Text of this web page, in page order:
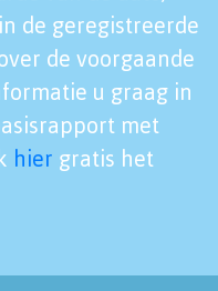
de geregistreerde
de voorgaande
u graag in
met
hier gratis het